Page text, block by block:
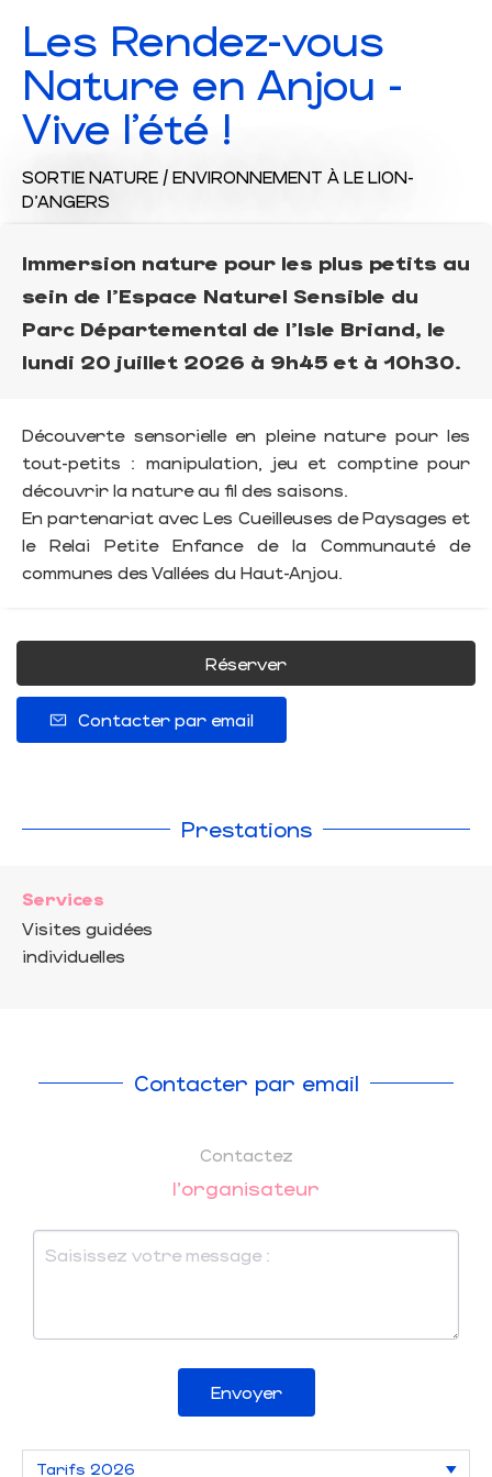
Les Rendez-vous
Nature en Anjou -
Vive l'été !
SORTIE NATURE / ENVIRONNEMENT À LE LION-
D'ANGERS
Immersion nature pour les plus petits au
sein de l'Espace Naturel Sensible du
Parc Départemental de l'Isle Briand, le
lundi 20 juillet 2026 à 9h45 et à 10h30.
Découverte sensorielle en pleine nature pour les
tout-petits : manipulation, jeu et comptine pour
découvrir la nature au fil des saisons.
En partenariat avec Les Cueilleuses de Paysages et
le Relai Petite Enfance de la Communauté de
communes des Vallées du Haut-Anjou.
Réserver
Contacter par email
Prestations
Services
Visites guidées
individuelles
Contacter par email
Contactez
l'organisateur
Envoyer